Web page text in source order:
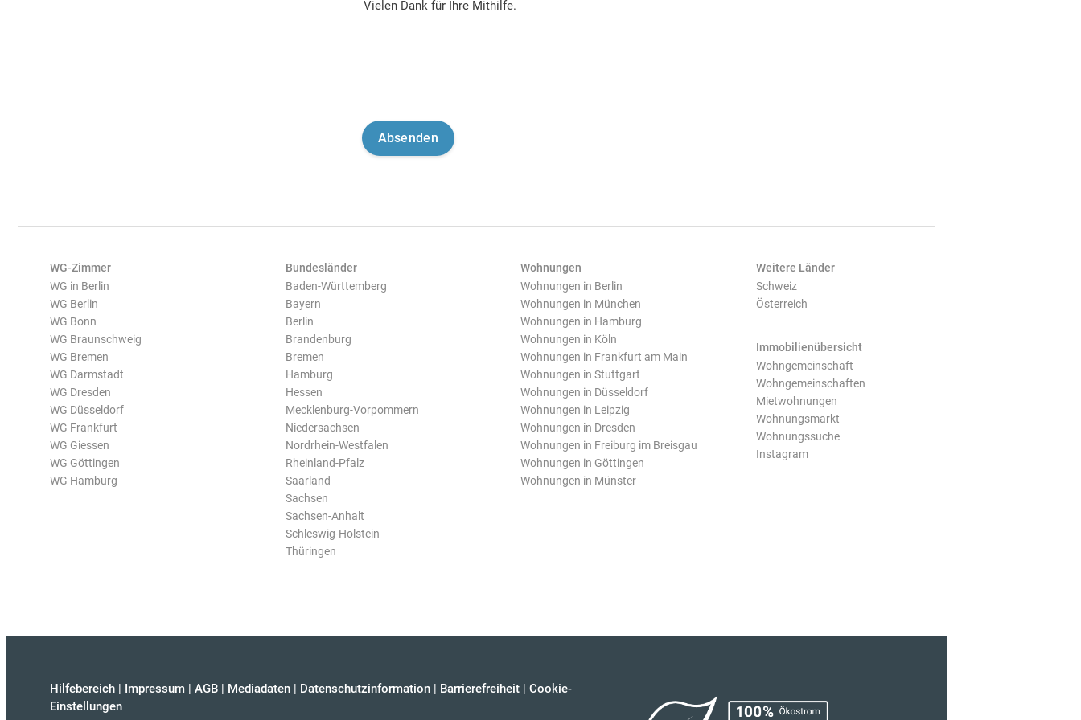
Vielen Dank für Ihre Mithilfe.
WG-Zimmer
WG in Berlin
WG Berlin
WG Bonn
WG Braunschweig
WG Bremen
WG Darmstadt
WG Dresden
WG Düsseldorf
WG Frankfurt
WG Giessen
WG Göttingen
WG Hamburg
Bundesländer
Baden-Württemberg
Bayern
Berlin
Brandenburg
Bremen
Hamburg
Hessen
Mecklenburg-Vorpommern
Niedersachsen
Nordrhein-Westfalen
Rheinland-Pfalz
Saarland
Sachsen
Sachsen-Anhalt
Schleswig-Holstein
Thüringen
Wohnungen
Wohnungen in Berlin
Wohnungen in München
Wohnungen in Hamburg
Wohnungen in Köln
Wohnungen in Frankfurt am Main
Wohnungen in Stuttgart
Wohnungen in Düsseldorf
Wohnungen in Leipzig
Wohnungen in Dresden
Wohnungen in Freiburg im Breisgau
Wohnungen in Göttingen
Wohnungen in Münster
Weitere Länder
Schweiz
Österreich
Immobilienübersicht
Wohngemeinschaft
Wohngemeinschaften
Mietwohnungen
Wohnungsmarkt
Wohnungssuche
Instagram
Hilfebereich | Impressum | AGB | Mediadaten | Datenschutzinformation | Barrierefreiheit | Cookie-
Einstellungen